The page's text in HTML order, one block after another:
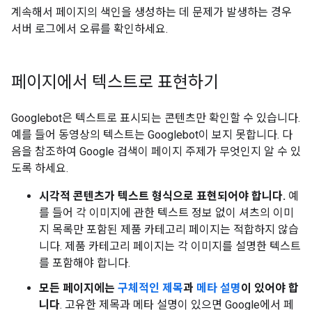
계속해서 페이지의 색인을 생성하는 데 문제가 발생하는 경우
서버 로그에서 오류를 확인하세요.
페이지에서 텍스트로 표현하기
Googlebot은 텍스트로 표시되는 콘텐츠만 확인할 수 있습니다.
예를 들어 동영상의 텍스트는 Googlebot이 보지 못합니다. 다
음을 참조하여 Google 검색이 페이지 주제가 무엇인지 알 수 있
도록 하세요.
시각적 콘텐츠가 텍스트 형식으로 표현되어야 합니다. 예
를 들어 각 이미지에 관한 텍스트 정보 없이 셔츠의 이미
지 목록만 포함된 제품 카테고리 페이지는 적합하지 않습
니다. 제품 카테고리 페이지는 각 이미지를 설명한 텍스트
를 포함해야 합니다.
모든 페이지에는 구체적인 제목과 메타 설명이 있어야 합
니다. 고유한 제목과 메타 설명이 있으면 Google에서 페